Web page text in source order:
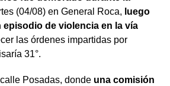
(04/08) en General Roca, luego
de violencia en la vía
las órdenes impartidas por
31°.
Posadas, donde una comisión